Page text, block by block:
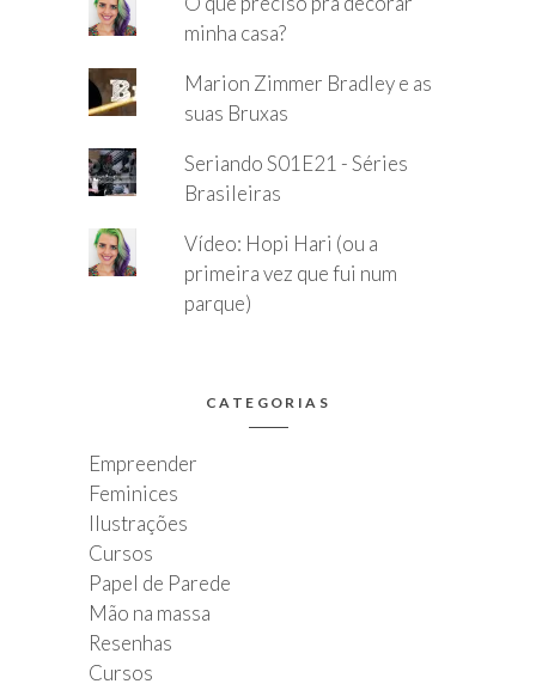
minha casa?
Marion Zimmer Bradley e as
suas Bruxas
Seriando S01E21 - Séries
Brasileiras
Vídeo: Hopi Hari (ou a
primeira vez que fui num
parque)
CATEGORIAS
Empreender
Feminices
Ilustrações
Cursos
Papel de Parede
Mão na massa
Resenhas
Cursos